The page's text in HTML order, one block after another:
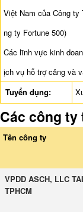
Việt Nam của Công ty
ng ty Fortune 500)
Các lĩnh vực kinh
ịch vụ hỗ trợ cảng và
Tuyển dụng:
Các công ty
Tên công ty
VPDD ASCH, LLC TAI
TPHCM